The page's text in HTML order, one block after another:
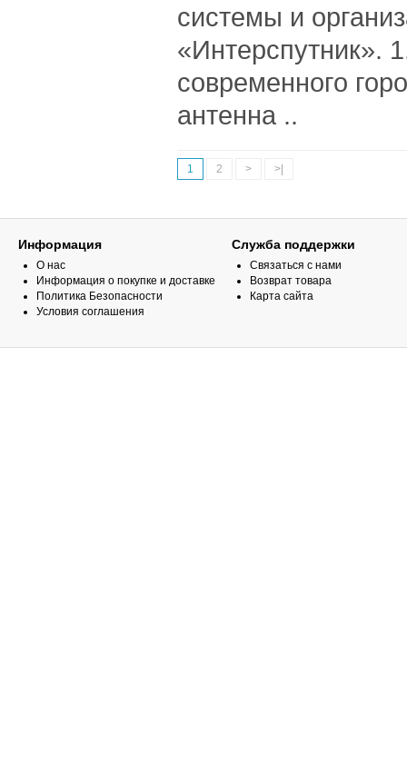
системы и
«Интерспутник».
современного
антенна ..
1 2 > >|
Информация
О нас
Информация о покупке и доставке
Политика Безопасности
Условия соглашения
Служба поддержки
Связаться с нами
Возврат товара
Карта сайта